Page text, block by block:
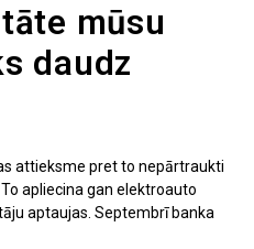
mūsu
daudz
attieksme pret to nepārtraukti
apliecina gan elektroauto
aptaujas. Septembrī banka